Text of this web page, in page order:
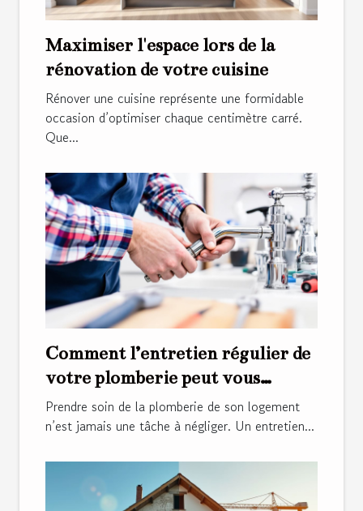
Maximiser l'espace lors de la
rénovation de votre cuisine
Rénover une cuisine représente une formidable
occasion d’optimiser chaque centimètre carré.
Que...
Comment l’entretien régulier de
votre plomberie peut vous
économiser de l'argent ?
Prendre soin de la plomberie de son logement
n’est jamais une tâche à négliger. Un entretien...